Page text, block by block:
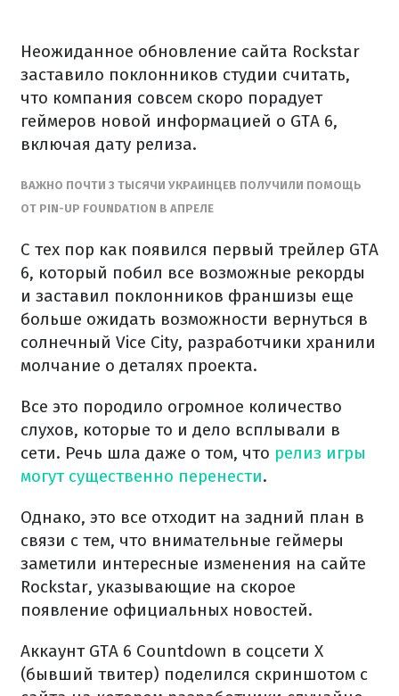
Неожиданное обновление сайта Rockstar
заставило поклонников студии считать,
что компания совсем скоро порадует
геймеров новой информацией о GTA 6,
включая дату релиза.
ВАЖНО ПОЧТИ 3 ТЫСЯЧИ УКРАИНЦЕВ ПОЛУЧИЛИ ПОМОЩЬ
ОТ PIN-UP FOUNDATION В АПРЕЛЕ
С тех пор как появился первый трейлер GTA
6, который побил все возможные рекорды
и заставил поклонников франшизы еще
больше ожидать возможности вернуться в
солнечный Vice City, разработчики хранили
молчание о деталях проекта.
Все это породило огромное количество
слухов, которые то и дело всплывали в
сети. Речь шла даже о том, что релиз игры
могут существенно перенести.
Однако, это все отходит на задний план в
связи с тем, что внимательные геймеры
заметили интересные изменения на сайте
Rockstar, указывающие на скорое
появление официальных новостей.
Аккаунт GTA 6 Countdown в соцсети X
(бывший твитер) поделился скриншотом с